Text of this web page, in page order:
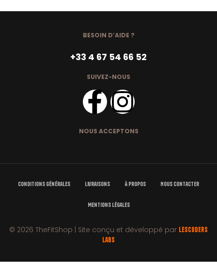
BESOIN D’AIDE ?
+33 4 67 54 66 52
SUIVEZ-NOUS
NOUS ACCEPTONS
Conditions Générales Livraisons À Propos Nous Contacter
Mentions Légales
© 2026 TheFitShop | Site conçu et développé par LesCoders
Labs